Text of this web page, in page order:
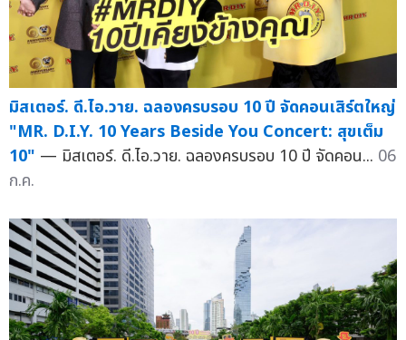
มิสเตอร์. ดี.ไอ.วาย. ฉลองครบรอบ 10 ปี จัดคอนเสิร์ตใหญ่
"MR. D.I.Y. 10 Years Beside You Concert: สุขเต็ม
10" — มิสเตอร์. ดี.ไอ.วาย. ฉลองครบรอบ 10 ปี จัดคอน... 06
ก.ค.